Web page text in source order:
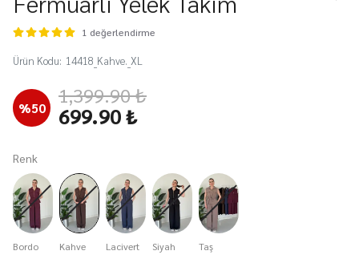
1 değerlendirme
Ürün Kodu: 14418_Kahve._XL
%50 1,399.90 ₺
699.90 ₺
Renk
Bordo Kahve Lacivert Siyah Taş